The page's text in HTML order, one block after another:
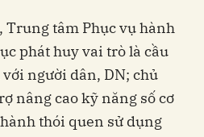
Trung tâm Phục vụ hành
phát huy vai trò là cầu
người dân, DN; chủ
nâng cao kỹ năng số cơ
thói quen sử dụng